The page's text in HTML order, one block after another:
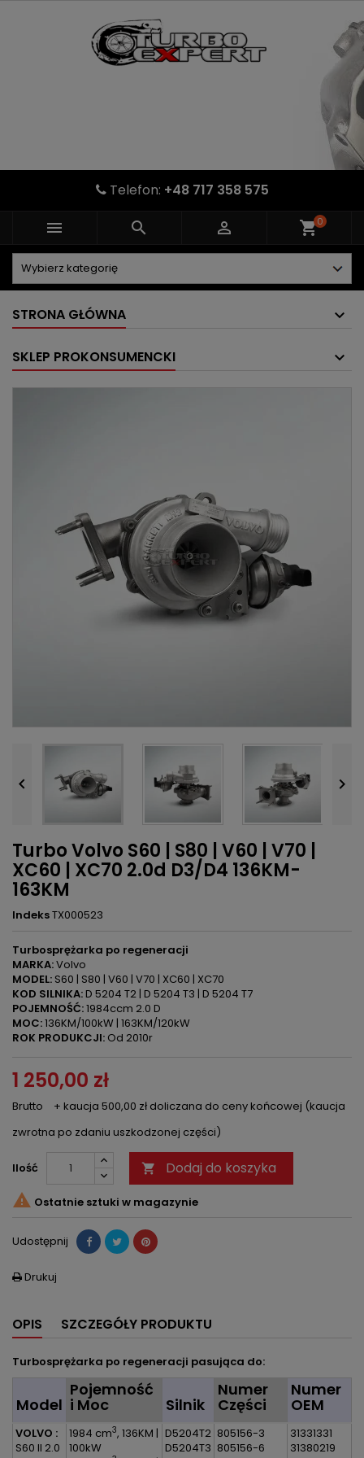
Telefon: +48 717 358 575
   shopping_cart0
STRONA GŁÓWNA
SKLEP PROKONSUMENCKI
 
Turbo Volvo S60 | S80 | V60 | V70 |
XC60 | XC70 2.0d D3/D4 136KM-
163KM
IndeksTX000523
Turbosprężarka po regeneracji
MARKA:Volvo
MODEL: S60 | S80 | V60 | V70 | XC60 | XC70
KOD SILNIKA:D 5204 T2 | D 5204 T3 | D 5204 T7
POJEMNOŚĆ:1984ccm 2.0 D
MOC:136KM/100kW | 163KM/120kW
ROK PRODUKCJI: Od 2010r
1 250,00 zł
Brutto
+ kaucja 500,00 zł doliczana do ceny końcowej (kaucja
zwrotna po zdaniu uszkodzonej części)
Ilość  Dodaj do koszyka
 Ostatnie sztuki w magazynie
Udostępnij
 Drukuj
OPIS SZCZEGÓŁY PRODUKTU
Turbosprężarka po regeneracji pasująca do:
Model
Pojemność
i Moc Silnik
Numer
Części
Numer
OEM
VOLVO :
S60 II 2.0
1984 cm3, 136KM |
100kW
D5204T2
D5204T3
805156-3
805156-6
31331331
31380219